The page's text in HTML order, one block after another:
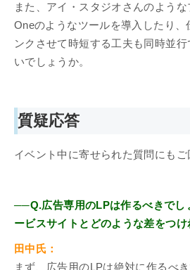
また、アイ・スタジオさんのよう
Oneのようなツールを導入したり、
ンクさせて時短する工夫も同時並
いでしょうか。
質疑応答
イベント中に寄せられた質問にもご
──Q.広告専用のLPは作るべきでし
ービスサイトとどのような差をつけ
田中氏：
まず、広告用のLPは絶対に作るべき